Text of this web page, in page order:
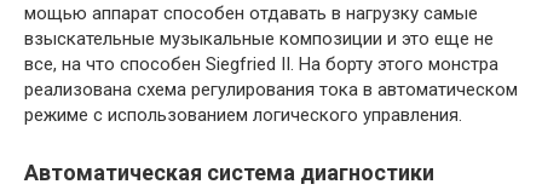
мощью аппарат способен отдавать в нагрузку самые
взыскательные музыкальные композиции и это еще не
все, на что способен Siegfried II. На борту этого монстра
реализована схема регулирования тока в автоматическом
режиме с использованием логического управления.
Автоматическая система диагностики